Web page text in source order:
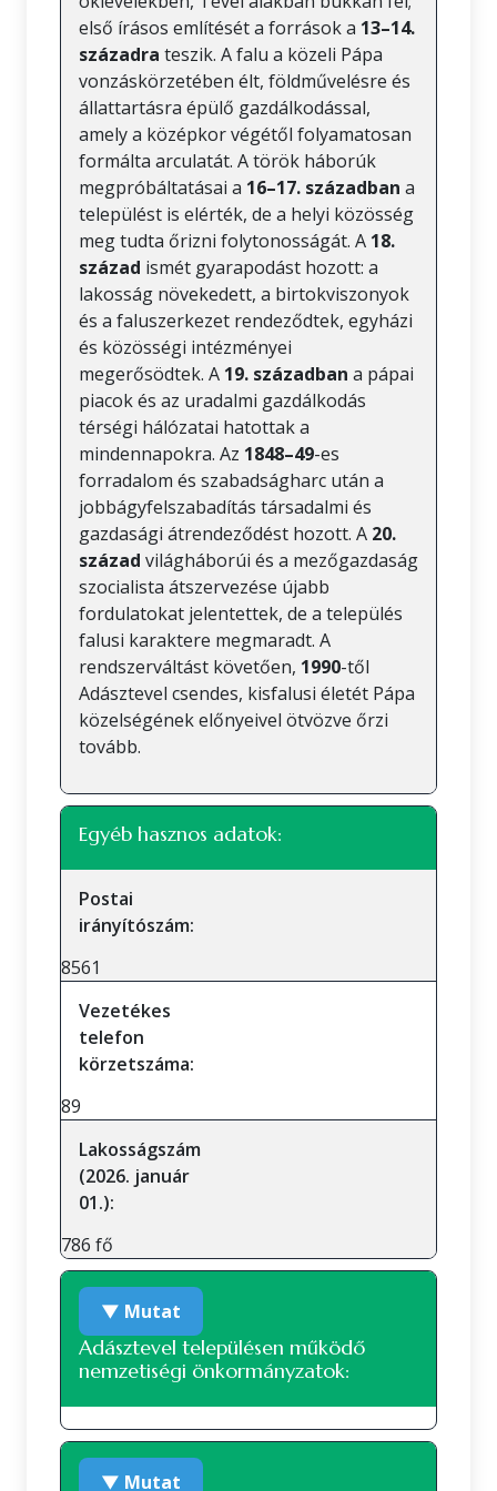
első írásos említését a források a 13–14.
századra teszik. A falu a közeli Pápa
vonzáskörzetében élt, földművelésre és
állattartásra épülő gazdálkodással,
amely a középkor végétől folyamatosan
formálta arculatát. A török háborúk
megpróbáltatásai a 16–17. században a
települést is elérték, de a helyi közösség
meg tudta őrizni folytonosságát. A 18.
század ismét gyarapodást hozott: a
lakosság növekedett, a birtokviszonyok
és a faluszerkezet rendeződtek, egyházi
és közösségi intézményei
megerősödtek. A 19. században a pápai
piacok és az uradalmi gazdálkodás
térségi hálózatai hatottak a
mindennapokra. Az 1848–49-es
forradalom és szabadságharc után a
jobbágyfelszabadítás társadalmi és
gazdasági átrendeződést hozott. A 20.
század világháborúi és a mezőgazdaság
szocialista átszervezése újabb
fordulatokat jelentettek, de a település
falusi karaktere megmaradt. A
rendszerváltást követően, 1990-től
Adásztevel csendes, kisfalusi életét Pápa
közelségének előnyeivel ötvözve őrzi
tovább.
Egyéb hasznos adatok:
Postai
irányítószám:
8561
Vezetékes
telefon
körzetszáma:
89
Lakosságszám
(2026. január
01.):
786 fő
▼ Mutat
Adásztevel településen működő
nemzetiségi önkormányzatok:
Német nemzetiségi önkormányzat
▼ Mutat